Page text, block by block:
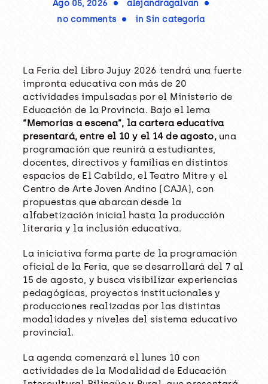
Ago 05, 2026
alejandragalvan
no comments
inSin categoría
La Feria del Libro Jujuy 2026 tendrá una fuerte
impronta educativa con más de 20
actividades impulsadas por el Ministerio de
Educación de la Provincia. Bajo el lema
“Memorias a escena”, la cartera educativa
presentará, entre el 10 y el 14 de agosto, una
programación que reunirá a estudiantes,
docentes, directivos y familias en distintos
espacios de El Cabildo, el Teatro Mitre y el
Centro de Arte Joven Andino (CAJA), con
propuestas que abarcan desde la
alfabetización inicial hasta la producción
literaria y la inclusión educativa.
La iniciativa forma parte de la programación
oficial de la Feria, que se desarrollará del 7 al
15 de agosto, y busca visibilizar experiencias
pedagógicas, proyectos institucionales y
producciones realizadas por las distintas
modalidades y niveles del sistema educativo
provincial.
La agenda comenzará el lunes 10 con
actividades de la Modalidad de Educación